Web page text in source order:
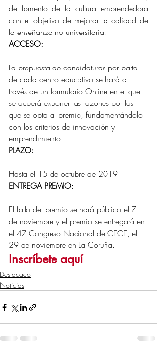
de fomento de la cultura emprendedora
con el objetivo de mejorar la calidad de
la enseñanza no universitaria.
ACCESO:
La propuesta de candidaturas por parte
de cada centro educativo se hará a
través de un formulario Online en el que
se deberá exponer las razones por las
que se opta al premio, fundamentándolo
con los criterios de innovación y
emprendimiento.
PLAZO:
Hasta el 15 de octubre de 2019
ENTREGA PREMIO:
El fallo del premio se hará público el 7
de noviembre y el premio se entregará en
el 47 Congreso Nacional de CECE, el
29 de noviembre en La Coruña.
Inscríbete aquí
Destacado
Noticias